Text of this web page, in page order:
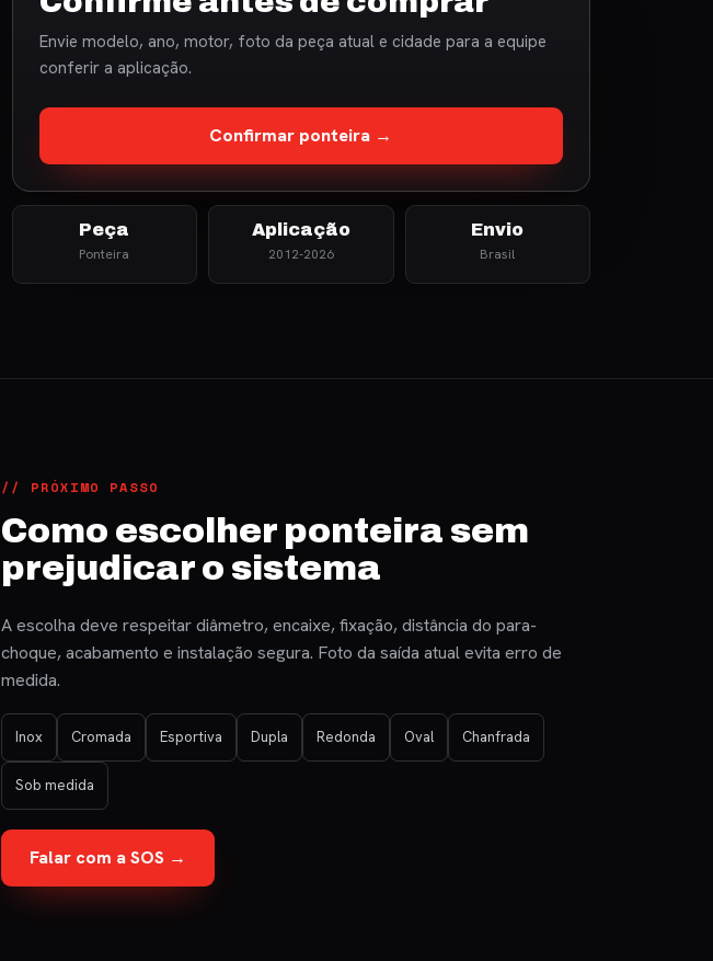
Envie modelo, ano, motor, foto da peça atual e cidade para a equipe
conferir a aplicação.
Confirmar ponteira →
Peça
Ponteira
Aplicação
2012-2026
Envio
Brasil
// PRÓXIMO PASSO
Como escolher ponteira sem
prejudicar o sistema
A escolha deve respeitar diâmetro, encaixe, fixação, distância do para-
choque, acabamento e instalação segura. Foto da saída atual evita erro de
medida.
Inox Cromada Esportiva Dupla Redonda Oval Chanfrada
Sob medida
Falar com a SOS →